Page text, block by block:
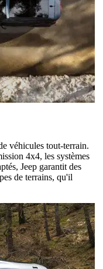
véhicules tout-terrain.
4x4, les systèmes
Jeep garantit des
de terrains, qu'il